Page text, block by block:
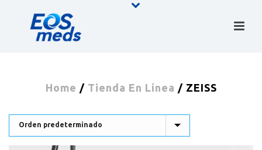
Home / Tienda En Línea / ZEISS